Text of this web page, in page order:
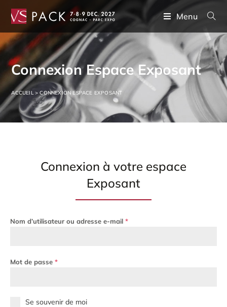
Menu
Connexion Espace Exposant
ACCUEIL>CONNEXION ESPACE EXPOSANT
Connexion à votre espace
Exposant
Nom d’utilisateur ou adresse e-mail *
Mot de passe *
Se souvenir de moi